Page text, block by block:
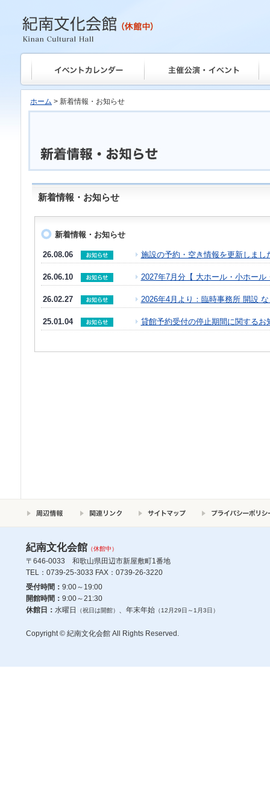
紀南文化会館
ホーム > 新着情報・お知らせ
新着情報・お知らせ
新着情報・お知らせ
26.08.06 施設の予約・空き情報を更新しまし
26.06.10 2027年7月分【 大ホール・小ホー
26.02.27 2026年4月より：臨時事務所 開設
25.01.04 貸館予約受付の停止期間に関するお
紀南文化会館 （休館中）
〒646-0033 和歌山県田辺市新屋敷町1番地
TEL：0739-25-3033 FAX：0739-26-3220
受付時間： 9:00～19:00
開館時間： 9:00～21:30
休館日： 水曜日 （祝日は開館） 、年末年始（12月29日～1月3日）
Copyright © 紀南文化会館 All Rights Reserved.